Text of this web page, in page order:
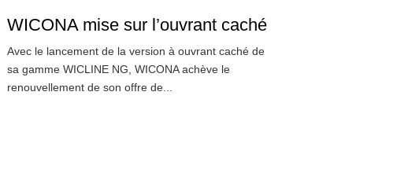
WICONA mise sur l’ouvrant caché
Avec le lancement de la version à ouvrant caché de
sa gamme WICLINE NG, WICONA achève le
renouvellement de son offre de...